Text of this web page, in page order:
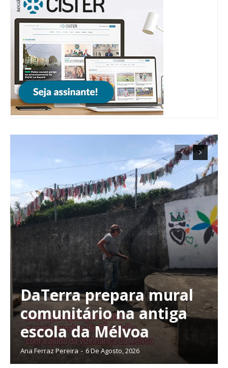
Planos de Assinatura
Faça-se assinante do Região de Cister e ajude-nos a manter este serviço
público!
DaTerra prepara mural
comunitário na antiga
escola da Mélvoa
Ana Ferraz Pereira - 6 De Agosto, 2026